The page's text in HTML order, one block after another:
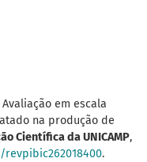
Avaliação em escala
na produção de
Científica da UNICAMP,
revpibic262018400.